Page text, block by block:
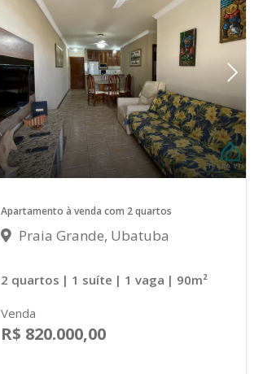
Apartamento à venda com 2 quartos
Praia Grande, Ubatuba
2 quartos | 1 suíte | 1 vaga | 90m²
Venda
R$ 820.000,00